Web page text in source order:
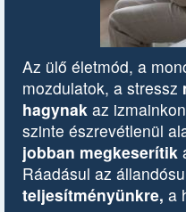
Az ülő életmód, a
mozdulatok, a stressz
hagynak az
szinte észrevétlenül
jobban megkeserítik
Ráadásul az
teljesítményünkre, a